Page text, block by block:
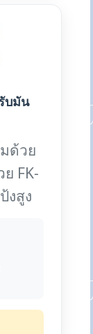
บมัน
ด้วย
FK-
งสูง